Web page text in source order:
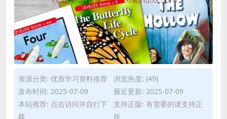
资源分类: 优质学习资料推荐
浏览热度: (49)
发布时间: 2025-07-09
最近更新: 2025-07-09
本站推荐: 点击访问并自行下
载
支持正版: 有需要的请支持正
版